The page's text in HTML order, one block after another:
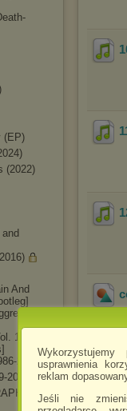
usprawnienia
reklam
Jeśli nie
(EP)
(2022)
And
1-
-2018)
2024)